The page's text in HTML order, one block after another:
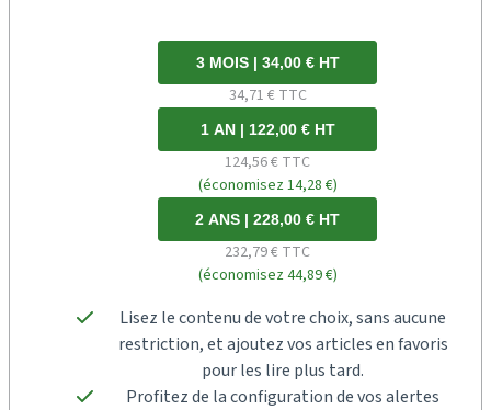
3 MOIS | 34,00 € HT
34,71 € TTC
1 AN | 122,00 € HT
124,56 € TTC
(économisez 14,28 €)
2 ANS | 228,00 € HT
232,79 € TTC
(économisez 44,89 €)
Lisez le contenu de votre choix, sans aucune
restriction, et ajoutez vos articles en favoris
pour les lire plus tard.
Profitez de la configuration de vos alertes